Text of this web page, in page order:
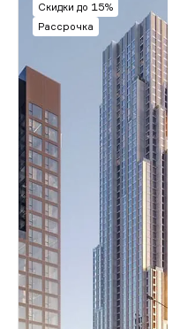
Скидки до 15%
Рассрочка